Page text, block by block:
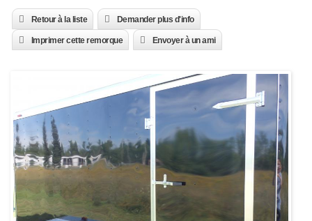
Retour à la liste Demander plus d'info
Imprimer cette remorque Envoyer à un ami